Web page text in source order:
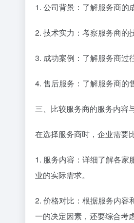
1. 公司背景：了解服务商的
2. 技术实力：考察服务商的
3. 成功案例：了解服务商过
4. 售后服务：了解服务商的
三、比较服务商的服务内容
在选择服务商时，企业需要
1. 服务内容：详细了解各家
业的实际需求。
2. 价格对比：根据服务内容
一的决定因素，还要综合考